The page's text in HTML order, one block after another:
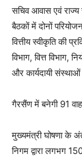
सचिव आवास एवं
बैठकों में दोनों
वित्तीय स्वीकृति की
विभाग, वित्त विभाग,
और कार्यदायी संस्थाओं
गैरसैंण में बनेगी 91
मुख्यमंत्री घोषणा के
निगम द्वारा लगभग